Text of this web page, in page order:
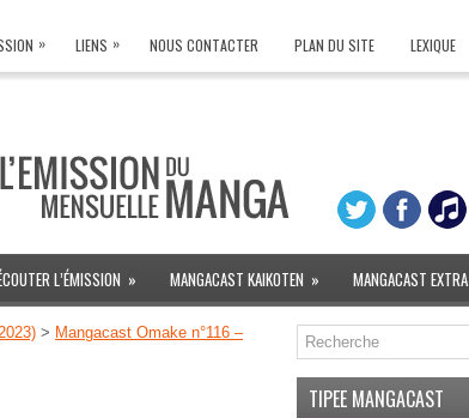
» LIENS » NOUS CONTACTER PLAN DU SITE LEXIQUE
L’ÉMISSION » MANGACAST KAIKOTEN » MANGACAST EXTRA
> Mangacast Omake n°116 –
TIPEE MANGACAST